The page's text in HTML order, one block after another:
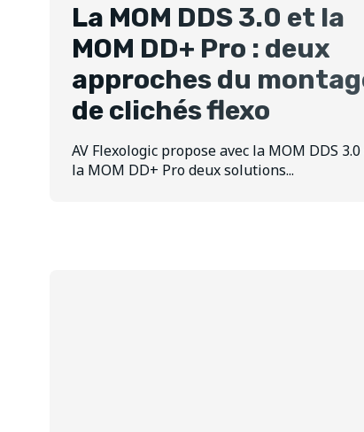
La MOM DDS 3.0 et la
MOM DD+ Pro : deux
approches du
de clichés flexo
AV Flexologic propose avec la MOM DDS
la MOM DD+ Pro deux solutions...